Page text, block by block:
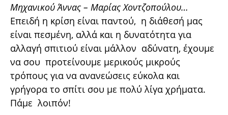
Μηχανικού Άννας – Μαρίας Χοντζοπούλου…
Επειδή η κρίση είναι παντού, η διάθεσή μας
είναι πεσμένη, αλλά και η δυνατότητα για
αλλαγή σπιτιού είναι μάλλον αδύνατη, έχουμε
να σου προτείνουμε μερικούς μικρούς
τρόπους για να ανανεώσεις εύκολα και
γρήγορα το σπίτι σου με πολύ λίγα χρήματα.
Πάμε λοιπόν!